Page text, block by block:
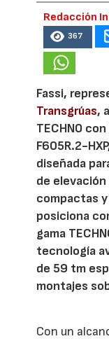
Redacción
367
Fassi,
Transgrúas,
TECHNO
F605R.2-
diseñada
de
compactas
posiciona
gama
tecnología
de 59 tm
montajes
Con un